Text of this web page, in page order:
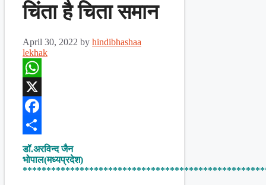
चिंता है चिता समान
April 30, 2022 by hindibhashaa
lekhak
WhatsApp
X
Facebook
Share
डॉ.अरविन्द जैन
भोपाल(मध्यप्रदेश)